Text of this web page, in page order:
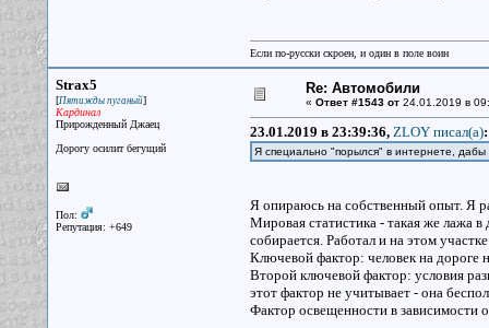
Если по-русски скроен, и один в поле воин
Strax5
[Пятижды пуганый]
Кардинал
Прирожденный Джаец
Дорогу осилит бегущий
Пол:
Репутация: +649
Re: Автомобили
« Ответ #1543 от24.01.2019 в
23.01.2019 в 23:39:36, ZLOY писал(a):
Я специально "порылся" в интернете,
Я опираюсь на собственный опыт. Я
Мировая статистика - такая же лажа
собирается. Работал и на этом
Ключевой фактор: человек на дороге
Второй ключевой фактор: условия
этот фактор не учитывает - она
Фактор освещенности в зависимости